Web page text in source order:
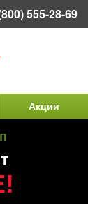
Акции
555-28-69